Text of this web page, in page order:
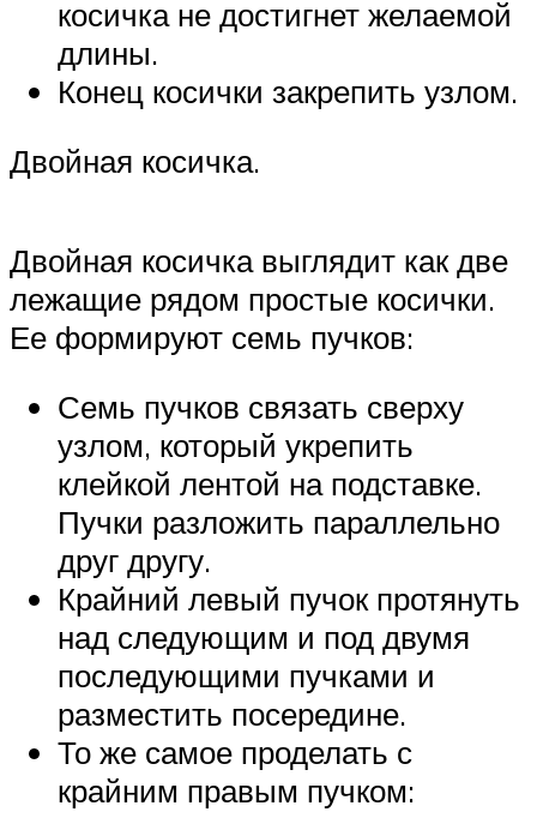
косичка не достигнет желаемой
длины.
Конец косички закрепить узлом.
Двойная косичка.
Двойная косичка выглядит как две
лежащие рядом простые косички.
Ее формируют семь пучков:
Семь пучков связать сверху
узлом, который укрепить
клейкой лентой на подставке.
Пучки разложить параллельно
друг другу.
Крайний левый пучок протянуть
над следующим и под двумя
последующими пучками и
разместить посередине.
То же самое проделать с
крайним правым пучком: